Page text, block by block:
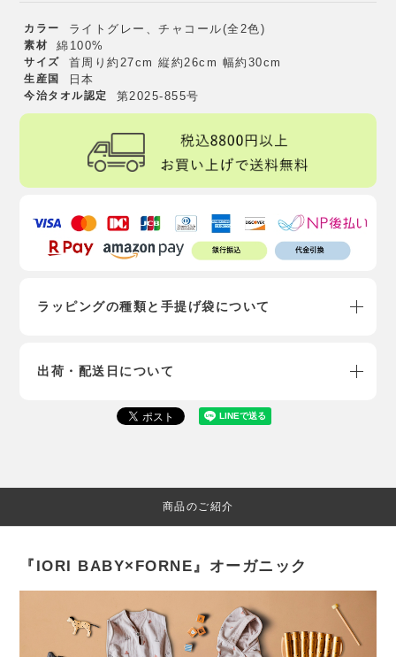
カラー ライトグレー、チャコール(全2色)
素材 綿100%
サイズ 首周り約27cm 縦約26cm 幅約30cm
生産国 日本
今治タオル認定 第2025-855号
ラッピングの種類と手提げ袋について
出荷・配送日について
商品のご紹介
『IORI BABY×FORNE』オーガニック